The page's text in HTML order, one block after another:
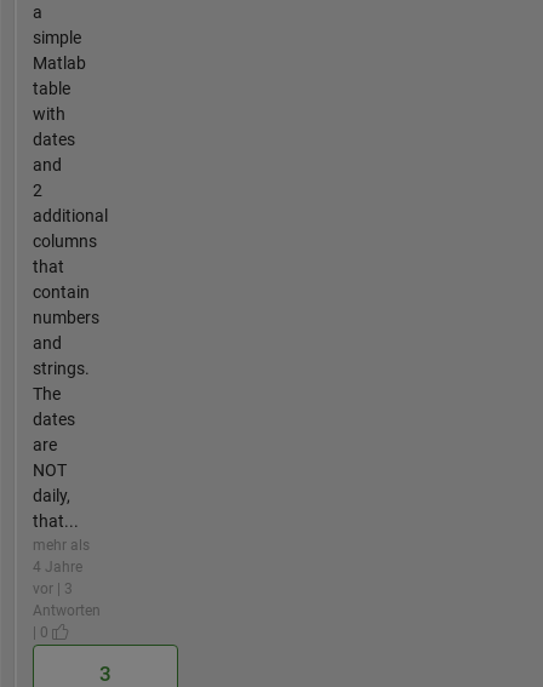
a
simple
Matlab
table
with
dates
and
2
additional
columns
that
contain
numbers
and
strings.
The
dates
are
NOT
daily,
that...
mehr als
4 Jahre
vor | 3
Antworten
| 0
3